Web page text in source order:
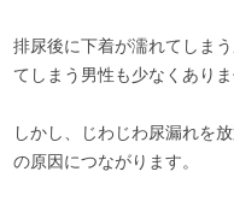
排尿後に下着が濡れてしま
てしまう男性も少なくありま
しかし、じわじわ尿漏れを
の原因につながります。